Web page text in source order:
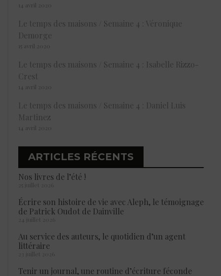
14 avril 2020
Le temps des maisons / Semaine 4 : Véronique
Demorge
15 avril 2020
Le temps des maisons / Semaine 4 : Isabelle Rizzo-
Crest
14 avril 2020
Le temps des maisons / Semaine 4 : Daniel Luis
Martinez
14 avril 2020
ARTICLES RÉCENTS
Nos livres de l’été !
25 juillet 2026
Écrire son histoire de vie avec Aleph, le témoignage
de Patrick Oudot de Dainville
24 juillet 2026
Au service des auteurs, le quotidien d’un agent
littéraire
23 juillet 2026
Tenir un journal, une routine d’écriture féconde